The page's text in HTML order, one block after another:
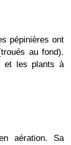
pépinières ont
au fond).
et les plants à
aération. Sa